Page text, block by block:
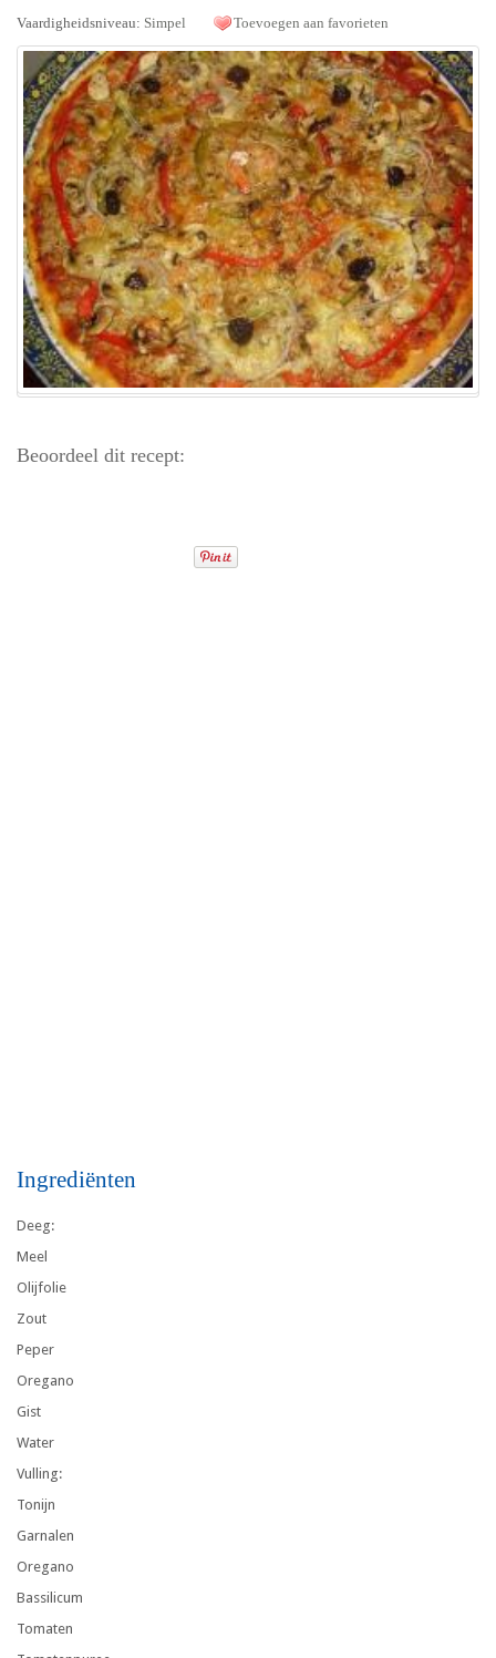
Vaardigheidsniveau: Simpel Toevoegen aan favorieten
Beoordeel dit recept:
Ingrediënten
Deeg:
Meel
Olijfolie
Zout
Peper
Oregano
Gist
Water
Vulling:
Tonijn
Garnalen
Oregano
Bassilicum
Tomaten